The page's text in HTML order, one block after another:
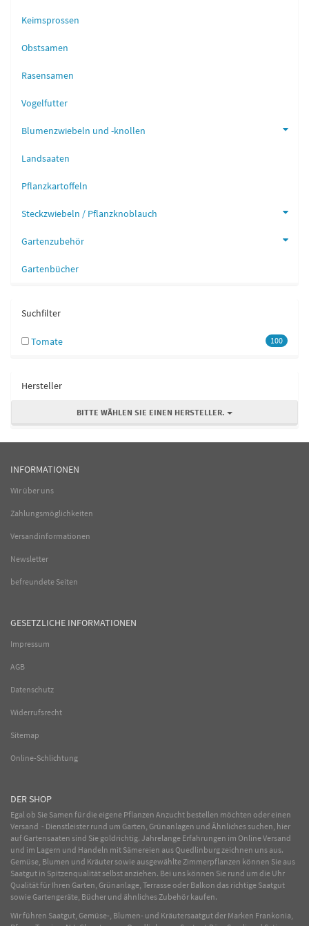
Keimsprossen
Obstsamen
Rasensamen
Vogelfutter
Blumenzwiebeln und -knollen
Landsaaten
Pflanzkartoffeln
Steckzwiebeln / Pflanzknoblauch
Gartenzubehör
Gartenbücher
Suchfilter
100
Tomate
Hersteller
BITTE WÄHLEN SIE EINEN HERSTELLER.
INFORMATIONEN
Wir über uns
Zahlungsmöglichkeiten
Versandinformationen
Newsletter
befreundete Seiten
GESETZLICHE INFORMATIONEN
Impressum
AGB
Datenschutz
Widerrufsrecht
Sitemap
Online-Schlichtung
DER SHOP
Egal ob Sie Samen für die eigene Pflanzen Anzucht bestellen möchten oder einen
Versand - Dienstleister rund um Garten, Grünanlagen und Ähnliches suchen, hier
auf Gartensaaten sind Sie goldrichtig. Jahrelange Erfahrungen im OnlineVersand
und im Lagern und Handeln mit Sämereien aus Quedlinburg zeichnen uns aus.
Gemüse, Blumen und Kräuter sowie ausgewählteZimmerpflanzen können Sie aus
Saatgut in Spitzenqualität selbst anziehen. Bei uns können Sie rund um die Uhr
Qualität für Ihren Garten, Grünanlage, Terrasse oder Balkon das richtige Saatgut
sowie Gartengeräte, Bücher und ähnliches Zubehör kaufen.
Wir führen Saatgut, Gemüse-, Blumen- und Kräutersaatgut der Marken Frankonia,